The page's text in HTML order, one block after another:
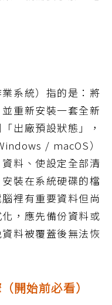
系統）指的是：將
重新安裝一套全新
出廠預設狀態」，
/ macOS）
料、使設定全部清
裝在系統硬碟的檔
裡有重要資料但尚
，應先備份資料或
料被覆蓋後無法恢
開始前必看）